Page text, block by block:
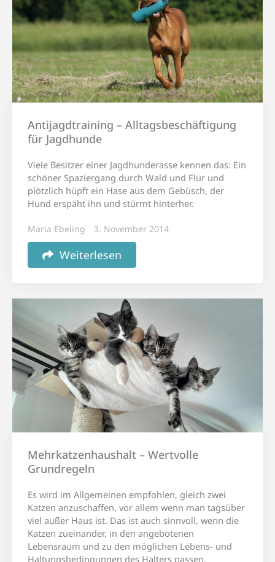
Antijagdtraining – Alltagsbeschäftigung
für Jagdhunde
Viele Besitzer einer Jagdhunderasse kennen das: Ein
schöner Spaziergang durch Wald und Flur und
plötzlich hüpft ein Hase aus dem Gebüsch, der
Hund erspäht ihn und stürmt hinterher.
Maria Ebeling 3. November 2014
Weiterlesen
Mehrkatzenhaushalt – Wertvolle
Grundregeln
Es wird im Allgemeinen empfohlen, gleich zwei
Katzen anzuschaffen, vor allem wenn man tagsüber
viel außer Haus ist. Das ist auch sinnvoll, wenn die
Katzen zueinander, in den angebotenen
Lebensraum und zu den möglichen Lebens- und
Haltungsbedingungen des Halters passen.